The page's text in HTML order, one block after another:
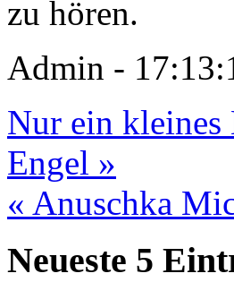
zu hören.
Admin -
Nur ein
Engel »
« Anuschka
Neueste 5